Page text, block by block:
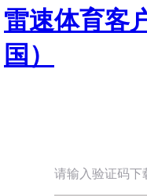
雷速体育客
国）
请输入验证码下